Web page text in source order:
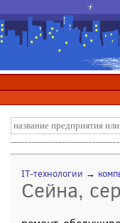
IT-технологии →
Сейна,